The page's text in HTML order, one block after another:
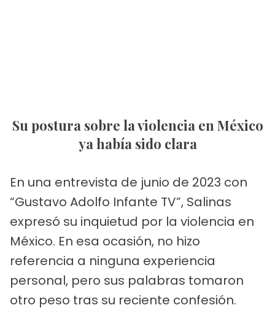
Su postura sobre la violencia en México
ya había sido clara
En una entrevista de junio de 2023 con
“Gustavo Adolfo Infante TV”, Salinas
expresó su inquietud por la violencia en
México. En esa ocasión, no hizo
referencia a ninguna experiencia
personal, pero sus palabras tomaron
otro peso tras su reciente confesión.